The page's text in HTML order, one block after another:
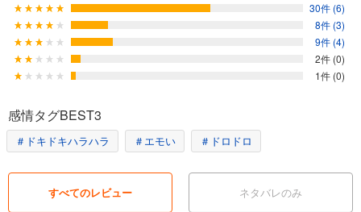
30件 (6)
8件 (3)
9件 (4)
2件 (0)
1件 (0)
感情タグBEST3
＃ドキドキハラハラ ＃エモい ＃ドロドロ
すべてのレビュー ネタバレのみ